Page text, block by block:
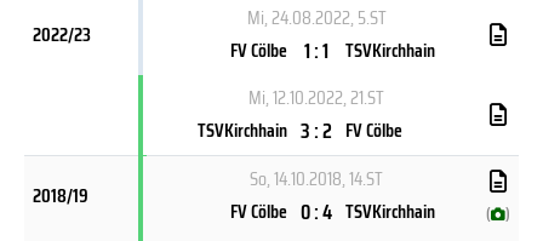
2022/23
Mi, 24.08.2022, 5.ST
FV Cölbe 1 : 1 TSVKirchhain
Mi, 12.10.2022, 21.ST
TSVKirchhain 3 : 2 FV Cölbe
2018/19
So, 14.10.2018, 14.ST
FV Cölbe 0 : 4 TSVKirchhain ( )